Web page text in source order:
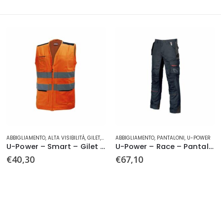
GILET, HI-LIGHT,U-POWER
U-Power – Smart – Gilet Hi-Light
ABBIGLIAMENTO,PANTALONI,U-POWER
U-Power – Race – Pantaloni
€67,10
ABBIGLIAMENTO,ALTA VISIBILITÀ
€42,90